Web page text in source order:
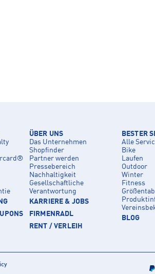
ÜBER UNS
Das Unternehmen
Shopfinder
Partner werden
Pressebereich
Nachhaltigkeit
Gesellschaftliche
Verantwortung
KARRIERE & JOBS
FIRMENRADL
RENT / VERLEIH
BESTER
Alle
Bike
Laufen
Outdoor
Winter
Fitness
BLOG